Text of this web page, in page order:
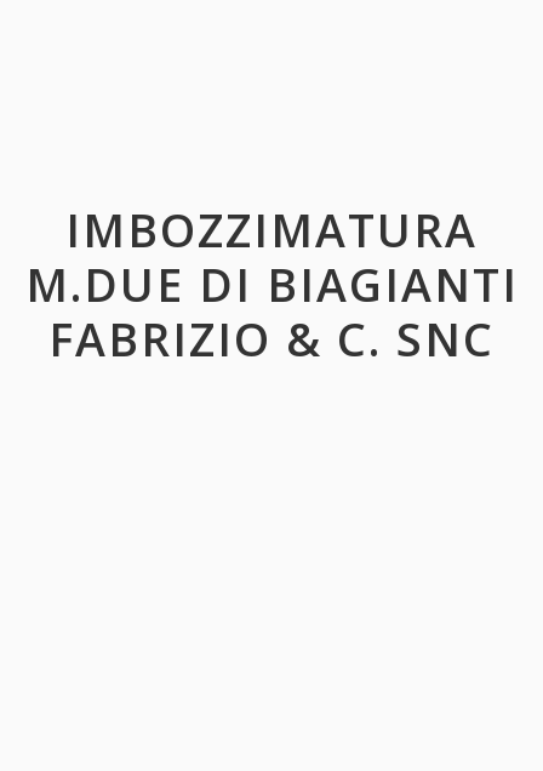
IMBOZZIMATURA
M.DUE DI BIAGIANTI
FABRIZIO & C. SNC